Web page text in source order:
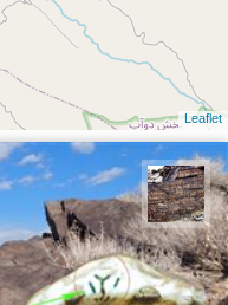
Leaflet
محمد ناصری فرد